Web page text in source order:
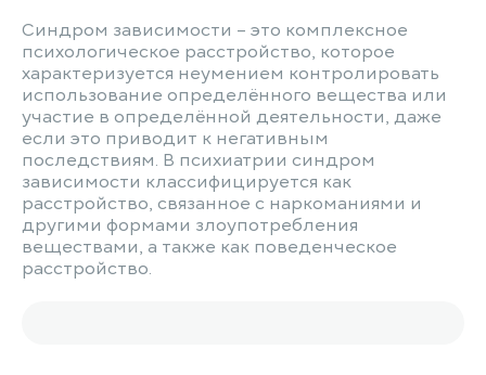
Синдром зависимости – это комплексное
психологическое расстройство, которое
характеризуется неумением контролировать
использование определённого вещества или
участие в определённой деятельности, даже
если это приводит к негативным
последствиям. В психиатрии синдром
зависимости классифицируется как
расстройство, связанное с наркоманиями и
другими формами злоупотребления
веществами, а также как поведенческое
расстройство.